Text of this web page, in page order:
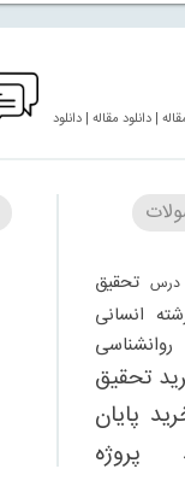
| دانلود مقاله | دانلود
درس تحقیق
انسانی
تحقیق
پایان
پروژه